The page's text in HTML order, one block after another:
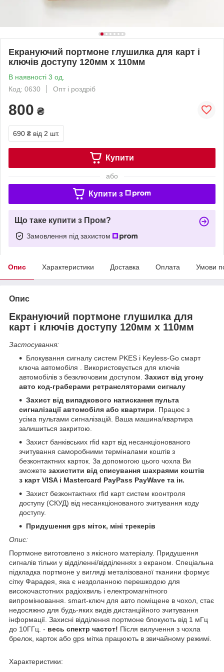
Екрануючий портмоне глушилка для карт і
ключів доступу 120мм х 110мм
В наявності 3 од.
Код: 0630
Опт і роздріб
800 ₴
690 ₴ від 2 шт.
Купити
або
Купити з
Що таке купити з Пром?
Замовлення під захистом
Опис Характеристики Доставка Оплата Умови
Опис
Екрануючий портмоне глушилка для
карт і ключів доступу 120мм х 110мм
Застосування:
Блокування сигналу систем PKES і Keyless-Go смарт
ключа автомобіля . Використовується для ключів
автомобілів з безключовим доступом. Захист від угону
авто код-граберами ретрансляторами сигналу
Захист від випадкового натискання пульта
сигналізації автомобіля або квартири. Працює з
усіма пультами сигналізацій. Ваша машина/квартира
залишиться закритою.
Захист банківських rfid карт від несанкціонованого
зчитування саморобними терміналами коштів з
безконтактних карток. За допомогою цього чохла Ви
зможете захистити від списування шахраями коштів
з карт VISA і Mastercard PayPass PayWave та ін.
Захист безконтактних rfid карт систем коонтроля
доступу (СКУД) від несанкціонованого зчитування коду
доступу.
Придушення gps міток, міні трекерів
Опис:
Портмоне виготовлено з якісного матеріалу. Придушення
сигналів тільки у відділенні/відділеннях з екраном. Спеціальна
підкладка портмоне у вигляді металізованої тканини формує
сітку Фарадея, яка є нездоланною перешкодою для
високочастотних радіохвиль і електромагнітного
випромінювання. smart-ключ для авто поміщене в чохол, стає
недосяжно для будь-яких видів дистанційного зчитування
інформації. Захисні відділення портмоне блокують від 1 мГц
до 10ГГц. - весь спектр частот! Після вилучення з чохла
брелок, карток або gps мітка працюють в звичайному режимі.
Характеристики: